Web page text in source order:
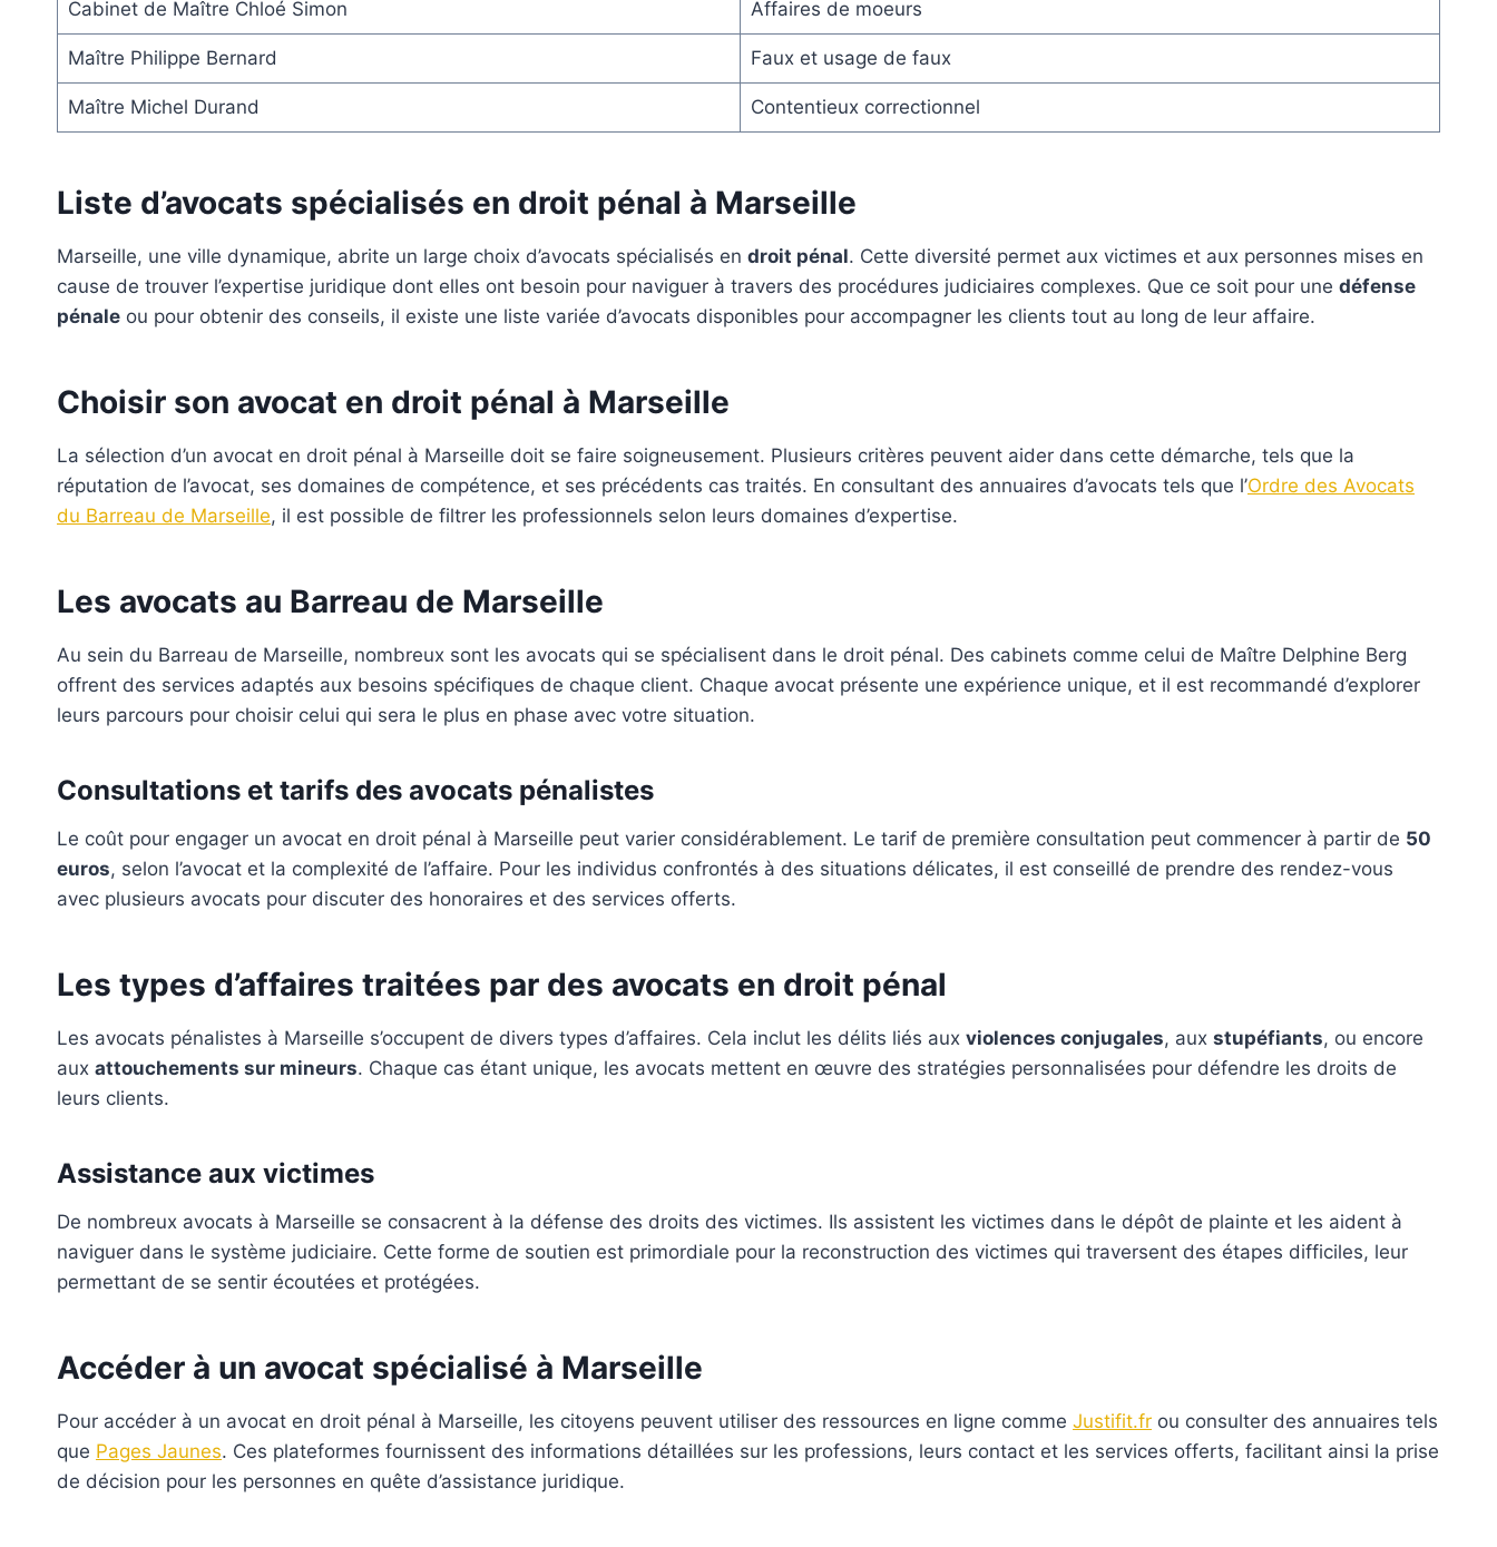
Cabinet de Maître Chloé Simon Affaires de moeurs
Maître Philippe Bernard Faux et usage de faux
Maître Michel Durand Contentieux correctionnel
Liste d’avocats spécialisés en droit pénal à Marseille
Marseille, une ville dynamique, abrite un large choix d’avocats spécialisés en droit pénal. Cette diversité permet aux victimes et aux personnes mises en
cause de trouver l’expertise juridique dont elles ont besoin pour naviguer à travers des procédures judiciaires complexes. Que ce soit pour une défense
pénale ou pour obtenir des conseils, il existe une liste variée d’avocats disponibles pour accompagner les clients tout au long de leur affaire.
Choisir son avocat en droit pénal à Marseille
La sélection d’un avocat en droit pénal à Marseille doit se faire soigneusement. Plusieurs critères peuvent aider dans cette démarche, tels que la
réputation de l’avocat, ses domaines de compétence, et ses précédents cas traités. En consultant des annuaires d’avocats tels que l’Ordre des Avocats
du Barreau de Marseille, il est possible de filtrer les professionnels selon leurs domaines d’expertise.
Les avocats au Barreau de Marseille
Au sein du Barreau de Marseille, nombreux sont les avocats qui se spécialisent dans le droit pénal. Des cabinets comme celui de Maître Delphine Berg
offrent des services adaptés aux besoins spécifiques de chaque client. Chaque avocat présente une expérience unique, et il est recommandé d’explorer
leurs parcours pour choisir celui qui sera le plus en phase avec votre situation.
Consultations et tarifs des avocats pénalistes
Le coût pour engager un avocat en droit pénal à Marseille peut varier considérablement. Le tarif de première consultation peut commencer à partir de 50
euros, selon l’avocat et la complexité de l’affaire. Pour les individus confrontés à des situations délicates, il est conseillé de prendre des rendez-vous
avec plusieurs avocats pour discuter des honoraires et des services offerts.
Les types d’affaires traitées par des avocats en droit pénal
Les avocats pénalistes à Marseille s’occupent de divers types d’affaires. Cela inclut les délits liés aux violences conjugales, aux stupéfiants, ou encore
aux attouchements sur mineurs. Chaque cas étant unique, les avocats mettent en œuvre des stratégies personnalisées pour défendre les droits de
leurs clients.
Assistance aux victimes
De nombreux avocats à Marseille se consacrent à la défense des droits des victimes. Ils assistent les victimes dans le dépôt de plainte et les aident à
naviguer dans le système judiciaire. Cette forme de soutien est primordiale pour la reconstruction des victimes qui traversent des étapes difficiles, leur
permettant de se sentir écoutées et protégées.
Accéder à un avocat spécialisé à Marseille
Pour accéder à un avocat en droit pénal à Marseille, les citoyens peuvent utiliser des ressources en ligne comme Justifit.fr ou consulter des annuaires tels
que Pages Jaunes. Ces plateformes fournissent des informations détaillées sur les professions, leurs contact et les services offerts, facilitant ainsi la prise
de décision pour les personnes en quête d’assistance juridique.